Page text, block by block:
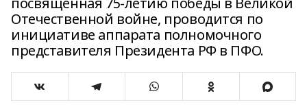
Отечественной войне, проводится по
инициативе аппарата полномочного
представителя Президента РФ в ПФО.